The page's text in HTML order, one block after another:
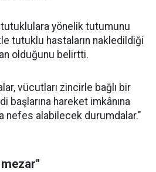
yönelik tutumunu
tutuklu hastaların nakledildiği
olduğunu belirtti.
vücutları zincirle bağlı bir
başlarına hareket imkânına
nefes alabilecek durumdalar."